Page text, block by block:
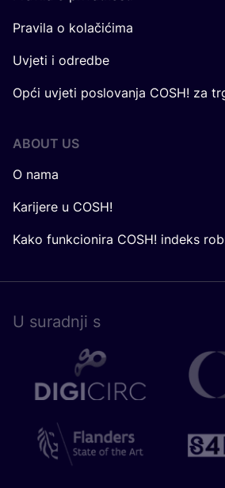
Pravila o kolačićima
Uvjeti i odredbe
Opći uvjeti poslovanja COSH! za
ABOUT US
O nama
Karijere u COSH!
Kako funkcionira COSH! indeks
U surad­nji s